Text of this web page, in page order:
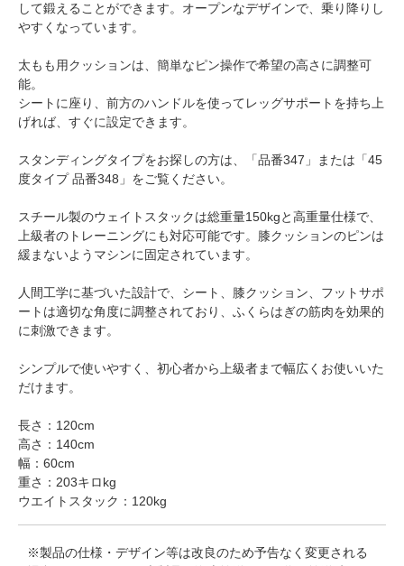
して鍛えることができます。オープンなデザインで、乗り降りし
やすくなっています。
太もも用クッションは、簡単なピン操作で希望の高さに調整可
能。
シートに座り、前方のハンドルを使ってレッグサポートを持ち上
げれば、すぐに設定できます。
スタンディングタイプをお探しの方は、「品番347」または「45
度タイプ 品番348」をご覧ください。
スチール製のウェイトスタックは総重量150kgと高重量仕様で、
上級者のトレーニングにも対応可能です。膝クッションのピンは
緩まないようマシンに固定されています。
人間工学に基づいた設計で、シート、膝クッション、フットサポ
ートは適切な角度に調整されており、ふくらはぎの筋肉を効果的
に刺激できます。
シンプルで使いやすく、初心者から上級者まで幅広くお使いいた
だけます。
長さ：120cm
高さ：140cm
幅：60cm
重さ：203キロkg
ウエイトスタック：120kg
※製品の仕様・デザイン等は改良のため予告なく変更される